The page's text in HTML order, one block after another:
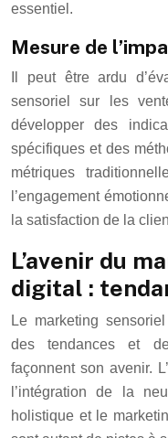
essentiel.
Mesure de
Il peut être ardu
sensoriel sur les
développer des
spécifiques et des
métriques
l’engagement
la satisfaction de la
L’avenir du
digital :
Le marketing
des tendances et
façonnent son avenir.
l’intégration de la
holistique et le